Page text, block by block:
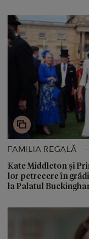
FAMILIA REGALĂ
Kate Middleton și
lor petrecere în
la Palatul